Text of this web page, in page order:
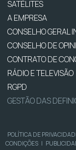
SATÉLITES
A EMPRESA
CONSELHO GERAL
CONSELHO DE
CONTRATO DE
RÁDIO E TELEVISÃO
RGPD
GESTÃO DAS
POLÍTICA DE
CONDIÇÕES |